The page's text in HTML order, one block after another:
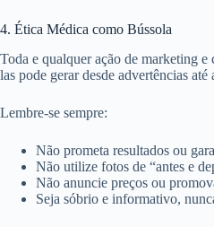
4. Ética Médica como Bússola
Toda e qualquer ação de marketing
las pode gerar desde advertências até
Lembre-se sempre:
Não prometa resultados ou
Não utilize fotos de “antes e
Não anuncie preços ou
Seja sóbrio e informativo,